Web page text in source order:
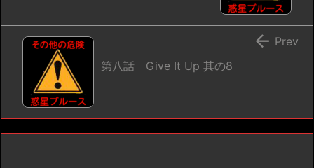
第八話 Give It Up 其の8
 Prev